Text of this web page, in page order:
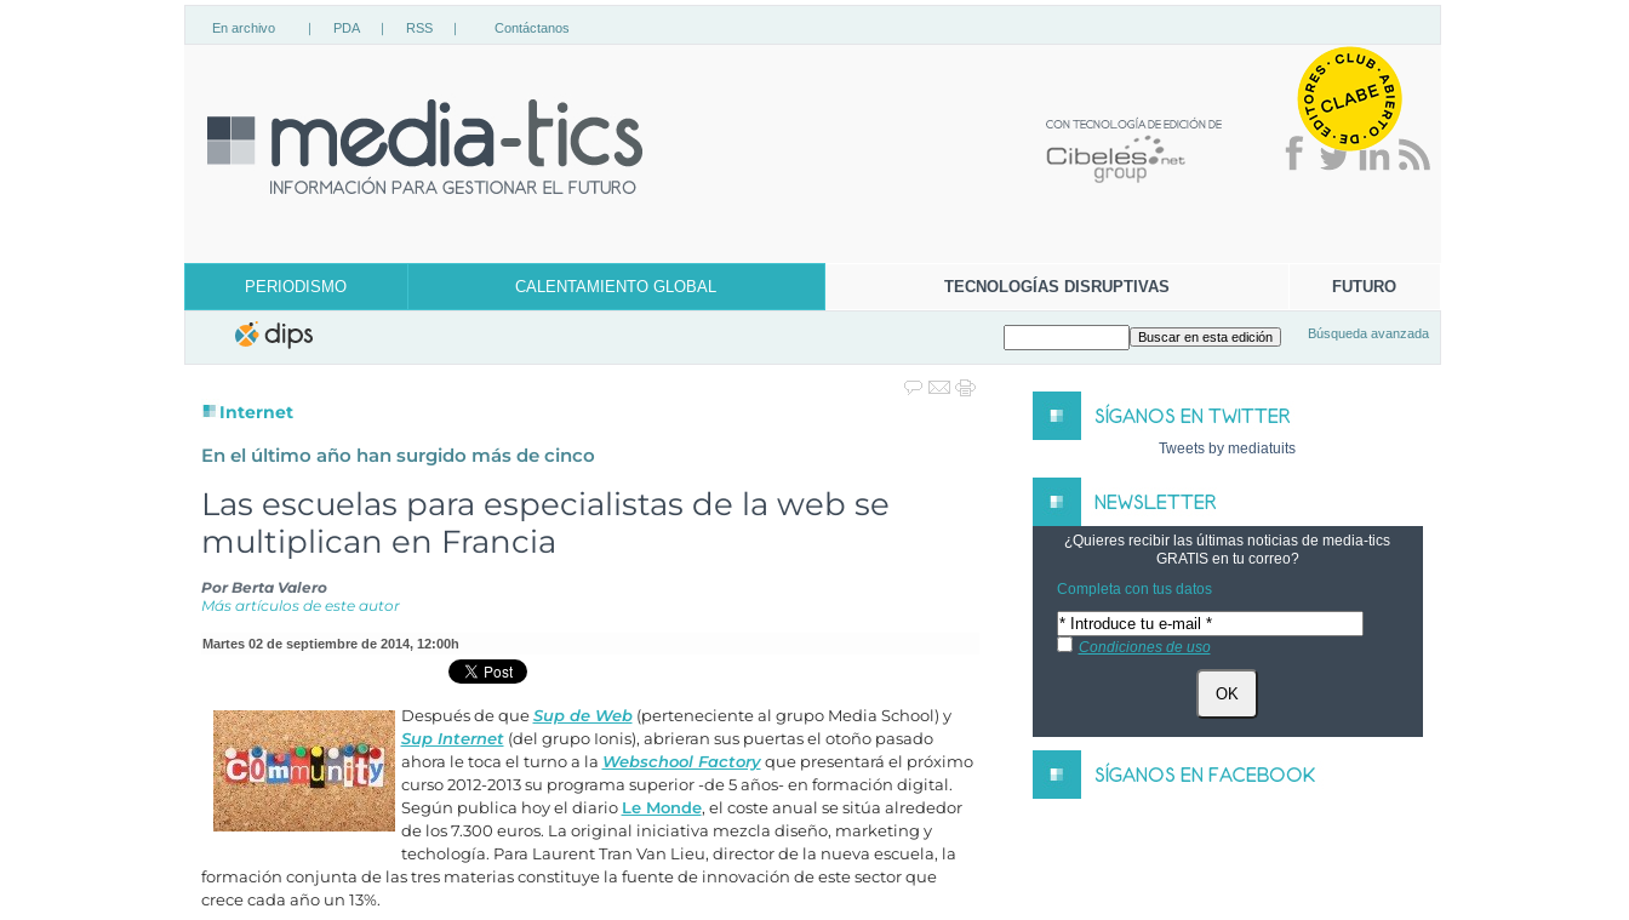
En archivo | PDA | RSS | Contáctanos
PERIODISMO CALENTAMIENTO GLOBAL TECNOLOGÍAS DISRUPTIVAS FUTURO
Búsqueda avanzada
Internet
En el último año han surgido más de cinco
Las escuelas para especialistas de la web se
multiplican en Francia
PorBerta Valero
Más artículos de este autor
martes 02 de septiembre de 2014, 12:00h
Después de que Sup de Web(perteneciente al grupo Media School) y
Sup Internet (del grupo Ionis), abrieran sus puertas el otoño pasado
ahora le toca el turno a la Webschool Factoryque presentará el próximo
curso 2012-2013 su programa superior -de 5 años- en formación digital.
Según publica hoy el diario Le Monde, el coste anual se sitúa alrededor
de los 7.300 euros. La original iniciativa mezcla diseño, marketing y
techología. Para Laurent Tran Van Lieu, director de la nueva escuela, la
formación conjunta de las tres materias constituye la fuente de innovación de este sector que
crece cada año un 13%.
Tweets by mediatuits
¿Quieres recibir las últimas noticias de media-tics
GRATISen tu correo?
Completa con tus datos
Condiciones de uso